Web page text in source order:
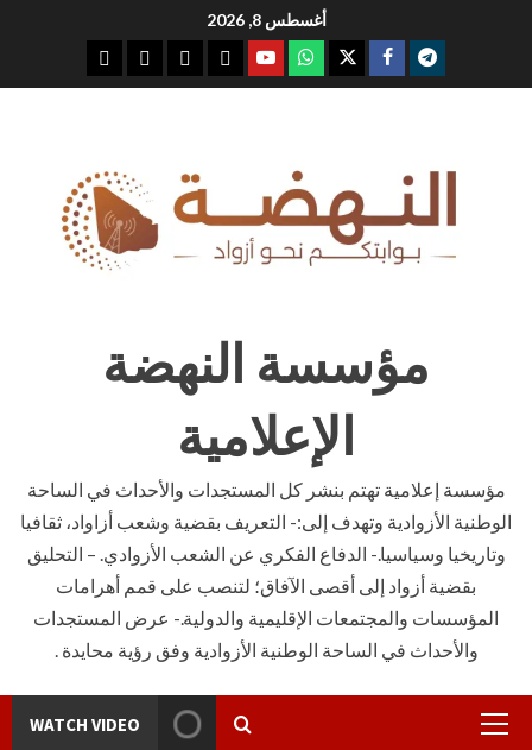
أغسطس 8, 2026
telegram
facebook
x
whatsap
youtube
مؤسسة النهضة
الإعلامية
مؤسسة إعلامية تهتم بنشر كل المستجدات والأحداث في الساحة
الوطنية الأزوادية وتهدف إلى:- التعريف بقضية وشعب أزاواد، ثقافيا
وتاريخيا وسياسيا.- الدفاع الفكري عن الشعب الأزوادي. – التحليق
بقضية أزواد إلى أقصى الآفاق؛ لتنصب على قمم أهرامات
المؤسسات والمجتمعات الإقليمية والدولية.- عرض المستجدات
والأحداث في الساحة الوطنية الأزوادية وفق رؤية محايدة .
Primary
WATCH VIDEO